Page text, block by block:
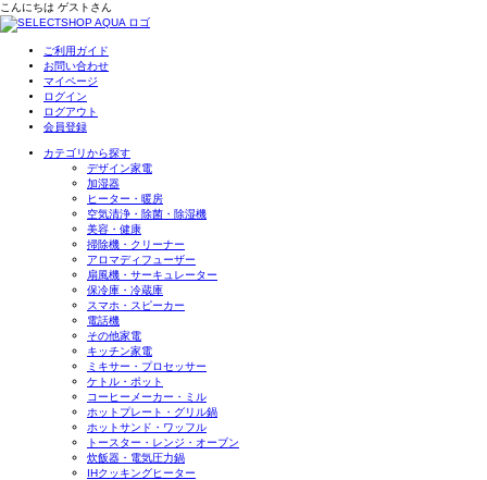
こんにちは ゲスト さん
ご利用ガイド
お問い合わせ
マイページ
ログイン
ログアウト
会員登録
カテゴリから探す
デザイン家電
加湿器
ヒーター・暖房
空気清浄・除菌・除湿機
美容・健康
掃除機・クリーナー
アロマディフューザー
扇風機・サーキュレーター
保冷庫・冷蔵庫
スマホ・スピーカー
電話機
その他家電
キッチン家電
ミキサー・プロセッサー
ケトル・ポット
コーヒーメーカー・ミル
ホットプレート・グリル鍋
ホットサンド・ワッフル
トースター・レンジ・オーブン
炊飯器・電気圧力鍋
IHクッキングヒーター